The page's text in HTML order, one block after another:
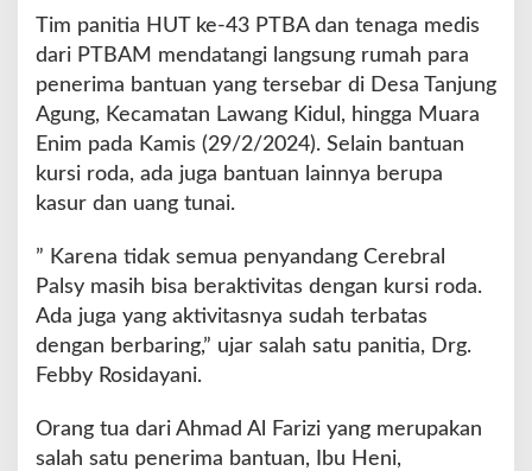
C
r
e
b
r
l
P
l
Tim panitia HUT ke-43 PTBA dan tenaga medis
dari PTBAM mendatangi langsung rumah para
penerima bantuan yang tersebar di Desa Tanjung
Agung, Kecamatan Lawang Kidul, hingga Muara
Enim pada Kamis (29/2/2024). Selain bantuan
kursi roda, ada juga bantuan lainnya berupa
kasur dan uang tunai.
” Karena tidak semua penyandang Cerebral
Palsy masih bisa beraktivitas dengan kursi roda.
Ada juga yang aktivitasnya sudah terbatas
dengan berbaring,” ujar salah satu panitia, Drg.
Febby Rosidayani.
Orang tua dari Ahmad Al Farizi yang merupakan
salah satu penerima bantuan, Ibu Heni,